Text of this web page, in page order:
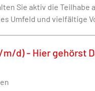
Sie aktiv die Teilhabe
Umfeld und vielfältige
d) - Hier gehörst